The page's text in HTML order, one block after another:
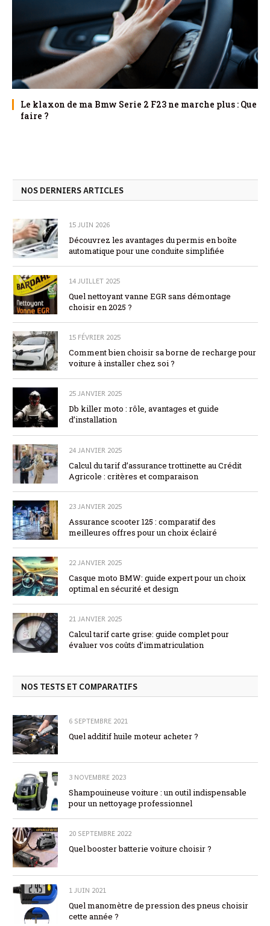
Le klaxon de ma Bmw Serie 2 F23 ne marche plus : Que
faire ?
NOS DERNIERS ARTICLES
15 JUIN 2026
Découvrez les avantages du permis en boîte
automatique pour une conduite simplifiée
14 JUILLET 2025
Quel nettoyant vanne EGR sans démontage
choisir en 2025 ?
15 FÉVRIER 2025
Comment bien choisir sa borne de recharge pour
voiture à installer chez soi ?
25 JANVIER 2025
Db killer moto : rôle, avantages et guide
d’installation
24 JANVIER 2025
Calcul du tarif d’assurance trottinette au Crédit
Agricole : critères et comparaison
23 JANVIER 2025
Assurance scooter 125 : comparatif des
meilleures offres pour un choix éclairé
22 JANVIER 2025
Casque moto BMW: guide expert pour un choix
optimal en sécurité et design
21 JANVIER 2025
Calcul tarif carte grise: guide complet pour
évaluer vos coûts d’immatriculation
NOS TESTS ET COMPARATIFS
6 SEPTEMBRE 2021
Quel additif huile moteur acheter ?
3 NOVEMBRE 2023
Shampouineuse voiture : un outil indispensable
pour un nettoyage professionnel
20 SEPTEMBRE 2022
Quel booster batterie voiture choisir ?
1 JUIN 2021
Quel manomètre de pression des pneus choisir
cette année ?